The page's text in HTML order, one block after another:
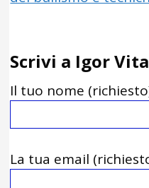
Scrivi a Igor
Il tuo nome
La tua email